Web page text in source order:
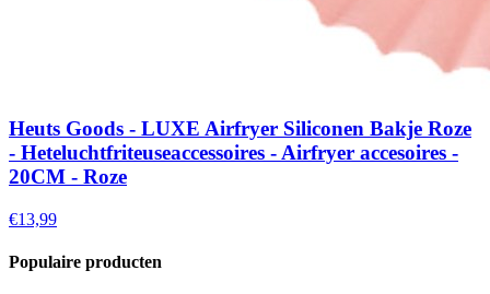
Heuts Goods - LUXE Airfryer Siliconen Bakje Roze
- Heteluchtfriteuseaccessoires - Airfryer accesoires -
20CM - Roze
€13,99
Populaire producten